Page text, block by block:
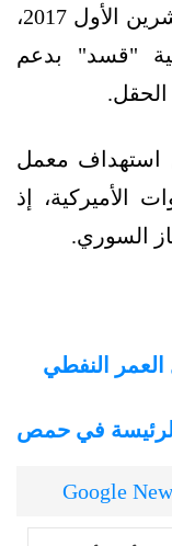
في عام 2014، وفي نهاية أكتوبر/تشرين الأول 2017،
"قسد" بدعم
استهداف معمل
الأميركية، إذ
السوري.
النفطي
في حمص